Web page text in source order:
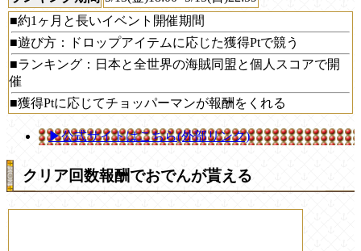
■約1ヶ月と長いイベント開催期間
■遊び方：ドロップアイテムに応じた獲得Ptで競う
■ランキング：日本と全世界の海賊同盟と個人スコアで開
催
■獲得Ptに応じてチョッパーマンが報酬をくれる
▶公式サイトはこちら(外部リンク)
クリア回数報酬でおでんが貰える